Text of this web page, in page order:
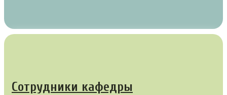
Сотрудники кафедры